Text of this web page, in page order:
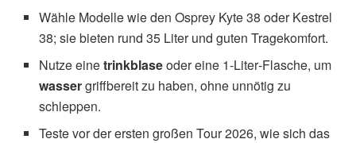
Wähle Modelle wie den Osprey Kyte 38 oder Kestrel
38; sie bieten rund 35 Liter und guten Tragekomfort.
Nutze einetrinkblaseoder eine 1‑Liter‑Flasche, um
wassergriffbereit zu haben, ohne unnötig zu
schleppen.
Teste vor der ersten großen Tour 2026, wie sich das